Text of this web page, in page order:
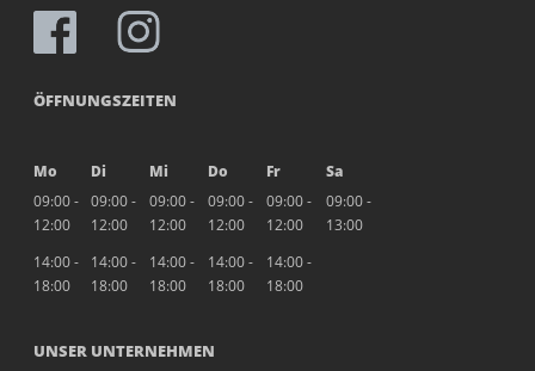
ÖFFNUNGSZEITEN
Mo Di Mi Do Fr
Sa
09:00 -
12:00
09:00 -
12:00
09:00 -
12:00
09:00 -
12:00
09:00 -
12:00
09:00 -
13:00
14:00 -
18:00
14:00 -
18:00
14:00 -
18:00
14:00 -
18:00
14:00 -
18:00
UNSER UNTERNEHMEN